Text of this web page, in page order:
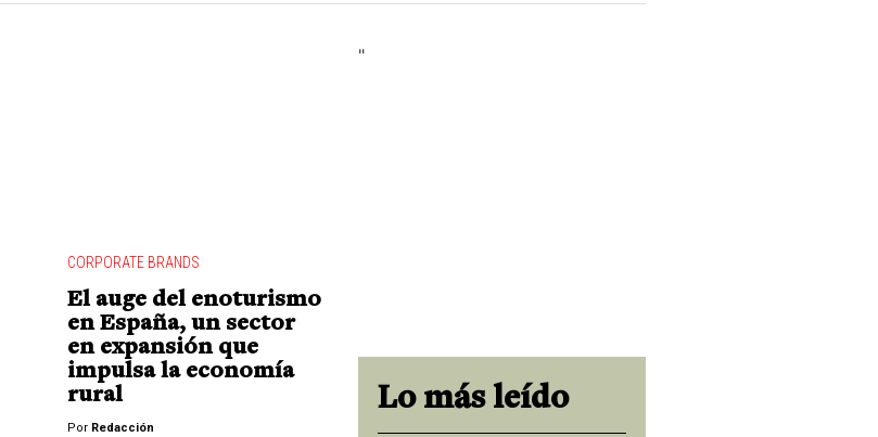
CORPORATE BRANDS
El auge del enoturismo
en España, un sector
en expansión que
impulsa la economía
rural
Por Redacción
"
Lo más leído